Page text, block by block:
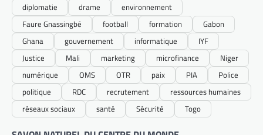
diplomatie
drame
environnement
Faure Gnassingbé
football formation
Gabon
Ghana
gouvernement informatique
IYF
Justice
Mali marketing microfinance
Niger
numérique
OMS OTR paix PIA
Police
politique
RDC recrutement
ressources humaines
réseaux sociaux
santé Sécurité Togo